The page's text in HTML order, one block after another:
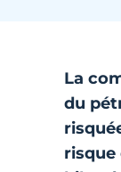
La
du
risque